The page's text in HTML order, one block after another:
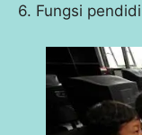
6. Fungsi